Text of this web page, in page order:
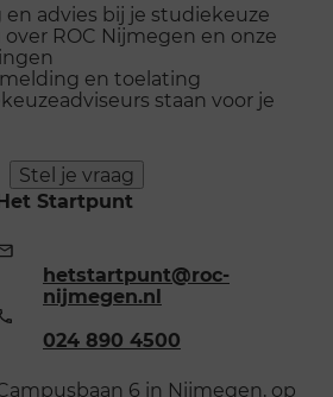
advies bij je studiekeuze
ROC Nijmegen en onze
en toelating
staan voor je
Stel je vraag
Startpunt
mailadres:
hetstartpunt@roc-
nijmegen.nl
024 890 4500
6 in Nijmegen, op